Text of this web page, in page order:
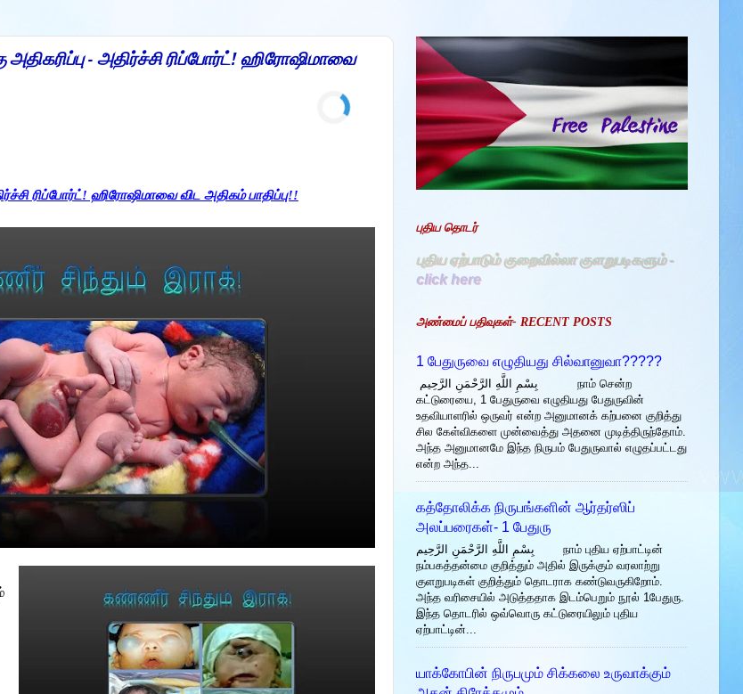
அதிகரிப்பு - அதிர்ச்சி ரிப்போர்ட்! ஹிரோஷிமாவை
ரிப்போர்ட்! ஹிரோஷிமாவை விட அதிகம் பாதிப்பு!!
புதிய தொடர்
புதிய ஏற்பாடும் குறைவில்லா குளறுபடிகளும் -
click here
அண்மைப் பதிவுகள்- RECENT POSTS
1 பேதுருவை எழுதியது சில்வானுவா?????
கட்டுரையை, 1 பேதுருவை எழுதியது பேதுருவின்
உதவியாளரில் ஒருவர் என்ற அனுமானக் கற்பனை குறித்து
சில கேள்விகளை முன்வைத்து அதனை முடித்திருந்தோம்.
அந்த அனுமானமே இந்த நிருபம் பேதுருவால் எழுதப்பட்டது
என்ற அந்த...
கத்தோலிக்க நிருபங்களின் ஆர்தர்ஸிப்
அலப்பரைகள்- 1 பேதுரு
بِسْمِ اللَّهِ الرَّحْمَنِ الرَّحِيم நாம் புதிய ஏற்பாட்டின்
நம்பகத்தன்மை குறித்தும் அதில் இருக்கும் வரலாற்று
குளறுபடிகள் குறித்தும் தொடராக கண்டுவருகிறோம்.
அந்த வரிசையில் அடுத்ததாக இடம்பெறும் நூல் 1பேதுரு.
இந்த தொடரில் ஒவ்வொரு கட்டுரையிலும் புதிய
ஏற்பாட்டின்...
யாக்கோபின் நிருபமும் சிக்கலை உருவாக்கும்